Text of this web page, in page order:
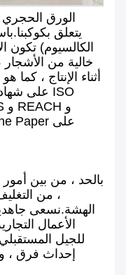
الورق الحجري
يتعلق
الكالسيوم) تكون
خالية من الأشجار
أثناء الإنتاج ،
، من
الهشة.نسعى
الأعمال
للجيل
إحداث فرق